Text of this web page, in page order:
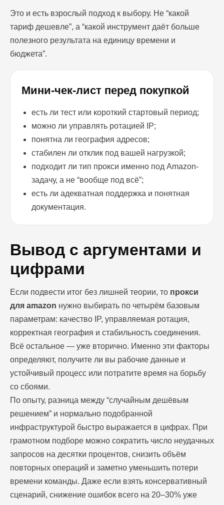
Это и есть взрослый подход к выбору. Не “какой
тариф дешевле”, а “какой инструмент даёт больше
полезного результата на единицу времени и
бюджета”.
Мини-чек-лист перед покупкой
есть ли тест или короткий стартовый период;
можно ли управлять ротацией IP;
понятна ли география адресов;
стабилен ли отклик под вашей нагрузкой;
подходит ли тип прокси именно под Amazon-
задачу, а не “вообще под всё”;
есть ли адекватная поддержка и понятная
документация.
Вывод с аргументами и
цифрами
Если подвести итог без лишней теории, то прокси
для amazon нужно выбирать по четырём базовым
параметрам: качество IP, управляемая ротация,
корректная география и стабильность соединения.
Всё остальное — уже вторично. Именно эти факторы
определяют, получите ли вы рабочие данные и
устойчивый процесс или потратите время на борьбу
со сбоями.
По опыту, разница между “случайным дешёвым
решением” и нормально подобранной
инфраструктурой быстро выражается в цифрах. При
грамотном подборе можно сократить число неудачных
запросов на десятки процентов, снизить объём
повторных операций и заметно уменьшить потери
времени команды. Даже если взять консервативный
сценарий, снижение ошибок всего на 20–30% уже